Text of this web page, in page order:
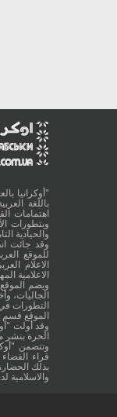
"أوكرانيا
باللغة
اهتمامات
وبتطورات
والحيادية
الاعلام
الاعلامية
ويضم الموقع
الجاليات،
التطورات في
الموقع قسم
وقد أولت
الحرة بنشر
وتتضمن
قراء
بذلك
والاسلامية